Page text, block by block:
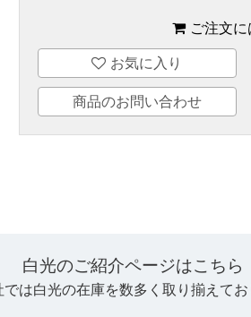
ご注文に
お気に入り
商品のお問い合わせ
白光のご紹介ページはこちら
では白光の在庫を数多く取り揃えて